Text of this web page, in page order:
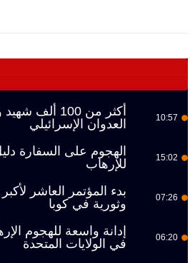
10:57
أكثر من 100
العدوان الإسرائيلي
15:02
الهجوم على السفارة
للإرهاب
07:26
بدء المؤتمر العاشر
وثورية في كوبا
06:20
إدانة واسعة للهجوم
في الولايات المتحدة